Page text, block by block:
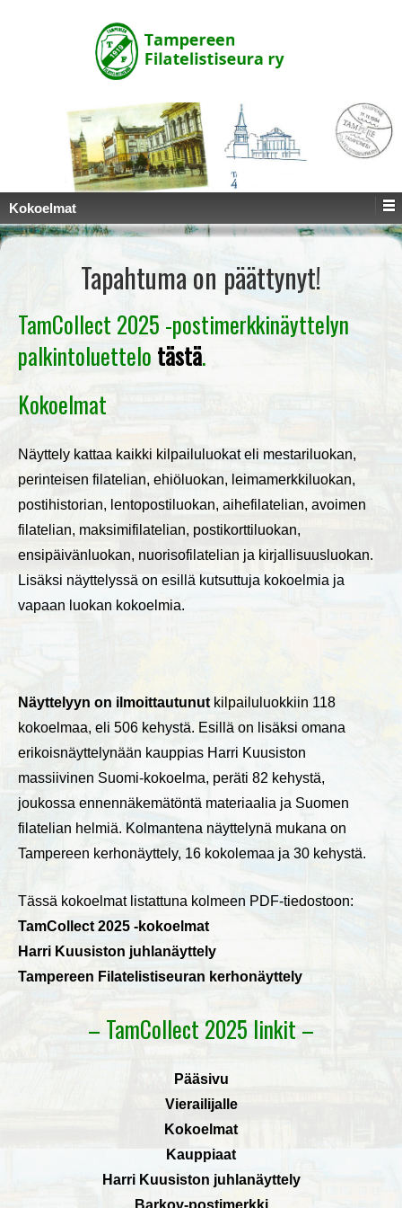
Kokoelmat
Tapahtuma on päättynyt!
TamCollect 2025 -postimerkkinäyttelyn
palkintoluettelo tästä.
Kokoelmat
Näyttely kattaa kaikki kilpailuluokat eli mestariluokan,
perinteisen filatelian, ehiöluokan, leimamerkkiluokan,
postihistorian, lentopostiluokan, aihefilatelian, avoimen
filatelian, maksimifilatelian, postikorttiluokan,
ensipäivänluokan, nuorisofilatelian ja kirjallisuusluokan.
Lisäksi näyttelyssä on esillä kutsuttuja kokoelmia ja
vapaan luokan kokoelmia.
Näyttelyyn on ilmoittautunutkilpailuluokkiin 118
kokoelmaa, eli 506 kehystä. Esillä on lisäksi omana
erikoisnäyttelynään kauppias Harri Kuusiston
massiivinen Suomi-kokoelma, peräti 82 kehystä,
joukossa ennennäkemätöntä materiaalia ja Suomen
filatelian helmiä. Kolmantena näyttelynä mukana on
Tampereen kerhonäyttely, 16 kokolemaa ja 30 kehystä.
Tässä kokoelmat listattuna kolmeen PDF-tiedostoon:
TamCollect 2025 -kokoelmat
Harri Kuusiston juhlanäyttely
Tampereen Filatelistiseuran kerhonäyttely
– TamCollect 2025 linkit –
Pääsivu
Vierailijalle
Kokoelmat
Kauppiaat
Harri Kuusiston juhlanäyttely